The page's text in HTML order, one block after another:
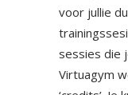
voor jullie
sessies die
Virtuagym